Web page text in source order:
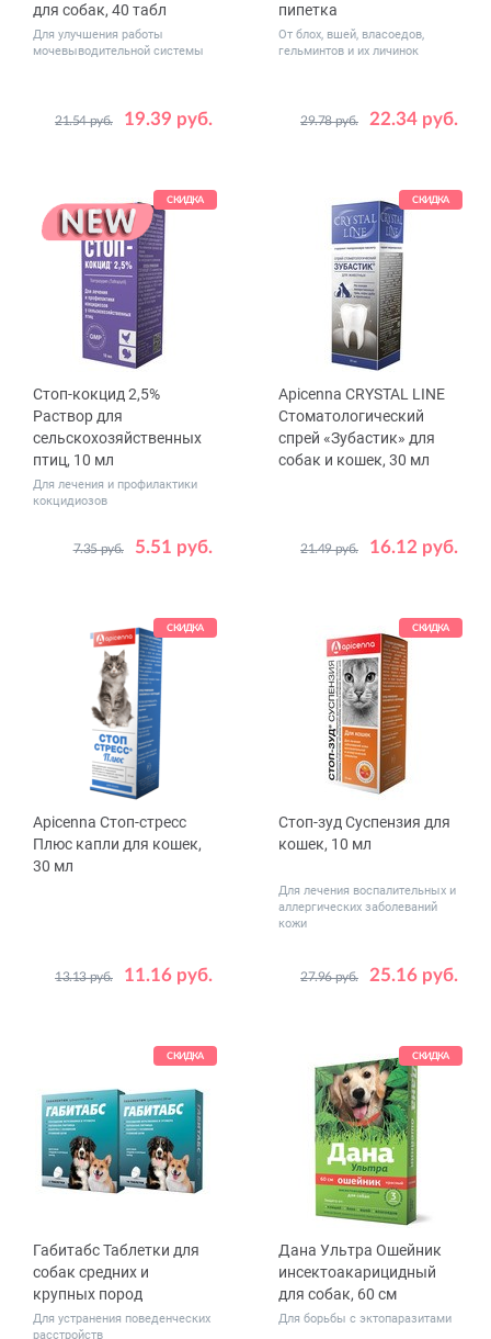
для собак, 40 табл
Для улучшения работы
мочевыводительной системы
19.39 руб.
21.54 руб.
пипетка
От блох, вшей, власоедов,
гельминтов и их личинок
22.34 руб.
29.78 руб.
Вес
от 2.5 до 7.5
СКИДКА
Стоп-кокцид 2,5%
Раствор для
сельскохозяйственных
птиц, 10 мл
Для лечения и профилактики
кокцидиозов
5.51 руб.
7.35 руб.
СКИДКА
Apicenna CRYSTAL LINE
Стоматологический
спрей «Зубастик» для
собак и кошек, 30 мл
16.12 руб.
21.49 руб.
СКИДКА
Apicenna Стоп-стресс
Плюс капли для кошек,
30 мл
11.16 руб.
13.13 руб.
СКИДКА
Стоп-зуд Суспензия для
кошек, 10 мл
Для лечения воспалительных и
аллергических заболеваний
кожи
25.16 руб.
27.96 руб.
СКИДКА
Габитабс Таблетки для
собак средних и
крупных пород
Для устранения поведенческих
расстройств
СКИДКА
Дана Ультра Ошейник
инсектоакарицидный
для собак, 60 см
Для борьбы с эктопаразитами